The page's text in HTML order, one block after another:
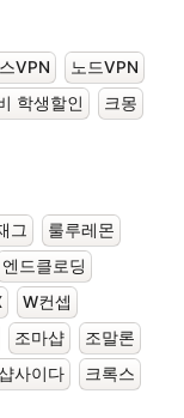
VPN
노드VPN
학생할인
크몽
그
룰루레몬
엔드클로딩
W컨셉
조마샵
조말론
사이다
크록스